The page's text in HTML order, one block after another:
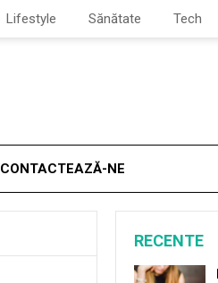
Lifestyle Sănătate Tech
CONTACTEAZĂ-NE
RECENTE